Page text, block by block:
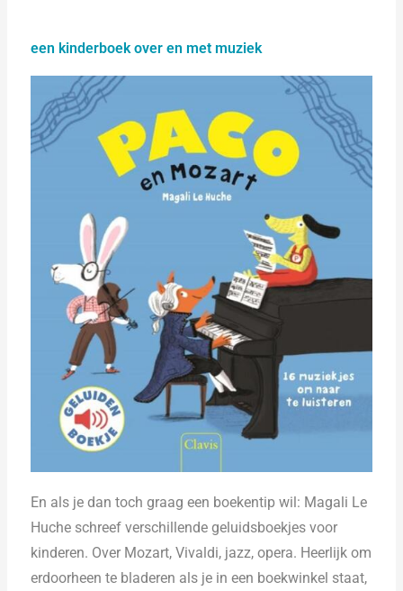
een kinderboek over en met muziek
En als je dan toch graag een boekentip wil: Magali Le
Hucheschreef verschillende geluidsboekjes voor
kinderen. Over Mozart, Vivaldi, jazz, opera. Heerlijk om
erdoorheen te bladeren als je in een boekwinkel staat,